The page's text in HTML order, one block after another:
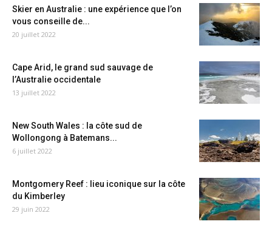
Skier en Australie : une expérience que l’on
vous conseille de...
20 juillet 2022
Cape Arid, le grand sud sauvage de
l’Australie occidentale
13 juillet 2022
New South Wales : la côte sud de
Wollongong à Batemans...
6 juillet 2022
Montgomery Reef : lieu iconique sur la côte
du Kimberley
29 juin 2022